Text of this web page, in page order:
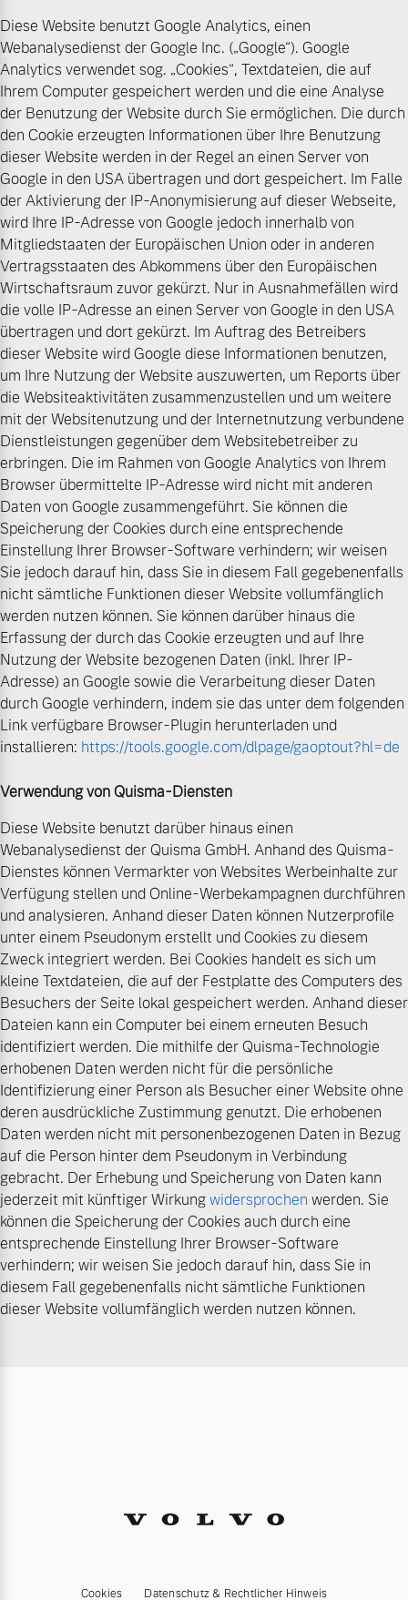
Diese Website benutzt Google Analytics, einen
Webanalysedienst der Google Inc. („Google“). Google
Analytics verwendet sog. „Cookies“, Textdateien, die auf
Ihrem Computer gespeichert werden und die eine Analyse
der Benutzung der Website durch Sie ermöglichen. Die durch
den Cookie erzeugten Informationen über Ihre Benutzung
dieser Website werden in der Regel an einen Server von
Google in den USA übertragen und dort gespeichert. Im Falle
der Aktivierung der IP-Anonymisierung auf dieser Webseite,
wird Ihre IP-Adresse von Google jedoch innerhalb von
Mitgliedstaaten der Europäischen Union oder in anderen
Vertragsstaaten des Abkommens über den Europäischen
Wirtschaftsraum zuvor gekürzt. Nur in Ausnahmefällen wird
die volle IP-Adresse an einen Server von Google in den USA
übertragen und dort gekürzt. Im Auftrag des Betreibers
dieser Website wird Google diese Informationen benutzen,
um Ihre Nutzung der Website auszuwerten, um Reports über
die Websiteaktivitäten zusammenzustellen und um weitere
mit der Websitenutzung und der Internetnutzung verbundene
Dienstleistungen gegenüber dem Websitebetreiber zu
erbringen. Die im Rahmen von Google Analytics von Ihrem
Browser übermittelte IP-Adresse wird nicht mit anderen
Daten von Google zusammengeführt. Sie können die
Speicherung der Cookies durch eine entsprechende
Einstellung Ihrer Browser-Software verhindern; wir weisen
Sie jedoch darauf hin, dass Sie in diesem Fall gegebenenfalls
nicht sämtliche Funktionen dieser Website vollumfänglich
werden nutzen können. Sie können darüber hinaus die
Erfassung der durch das Cookie erzeugten und auf Ihre
Nutzung der Website bezogenen Daten (inkl. Ihrer IP-
Adresse) an Google sowie die Verarbeitung dieser Daten
durch Google verhindern, indem sie das unter dem folgenden
Link verfügbare Browser-Plugin herunterladen und
installieren: https://tools.google.com/dlpage/gaoptout?hl=de
Verwendung von Quisma-Diensten
Diese Website benutzt darüber hinaus einen
Webanalysedienst der Quisma GmbH. Anhand des Quisma-
Dienstes können Vermarkter von Websites Werbeinhalte zur
Verfügung stellen und Online-Werbekampagnen durchführen
und analysieren. Anhand dieser Daten können Nutzerprofile
unter einem Pseudonym erstellt und Cookies zu diesem
Zweck integriert werden. Bei Cookies handelt es sich um
kleine Textdateien, die auf der Festplatte des Computers des
Besuchers der Seite lokal gespeichert werden. Anhand dieser
Dateien kann ein Computer bei einem erneuten Besuch
identifiziert werden. Die mithilfe der Quisma-Technologie
erhobenen Daten werden nicht für die persönliche
Identifizierung einer Person als Besucher einer Website ohne
deren ausdrückliche Zustimmung genutzt. Die erhobenen
Daten werden nicht mit personenbezogenen Daten in Bezug
auf die Person hinter dem Pseudonym in Verbindung
gebracht. Der Erhebung und Speicherung von Daten kann
jederzeit mit künftiger Wirkungwidersprochen werden. Sie
können die Speicherung der Cookies auch durch eine
entsprechende Einstellung Ihrer Browser-Software
verhindern; wir weisen Sie jedoch darauf hin, dass Sie in
diesem Fall gegebenenfalls nicht sämtliche Funktionen
dieser Website vollumfänglich werden nutzen können.
Cookies Datenschutz & Rechtlicher Hinweis